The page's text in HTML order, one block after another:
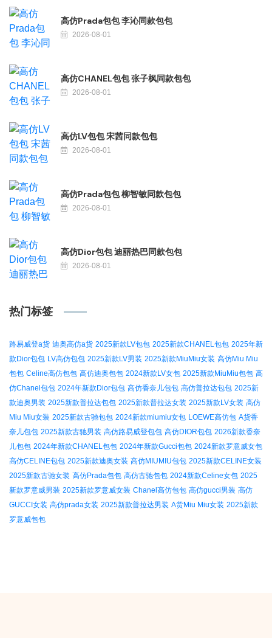
高仿Prada包包 李沁同款包包
2026-08-01
高仿CHANEL包包 张子枫同款包包
2026-08-01
高仿LV包包 宋茜同款包包
2026-08-01
高仿Prada包包 柳智敏同款包包
2026-08-01
高仿Dior包包 迪丽热巴同款包包
2026-08-01
热门标签
路易威登a货 迪奥高仿a货 2025新款LV包包 2025新款CHANEL包包 2025年新
款Dior包包 LV高仿包包 2025新款LV男装 2025新款MiuMiu女装 高仿Miu Miu
包包 Celine高仿包包 高仿迪奥包包 2024新款LV女包 2025新款MiuMiu包包 高
仿Chanel包包 2024年新款Dior包包 高仿香奈儿包包 高仿普拉达包包 2025新
款迪奥男装 2025新款普拉达包包 2025新款普拉达女装 2025新款LV女装 高仿
Miu Miu女装 2025新款古驰包包 2024新款miumiu女包 LOEWE高仿包 A货香
奈儿包包 2025新款古驰男装 高仿路易威登包包 高仿DIOR包包 2026新款香奈
儿包包 2024年新款CHANEL包包 2024年新款Gucci包包 2024新款罗意威女包
高仿CELINE包包 2025新款迪奥女装 高仿MIUMIU包包 2025新款CELINE女装
2025新款古驰女装 高仿Prada包包 高仿古驰包包 2024新款Celine女包 2025
新款罗意威男装 2025新款罗意威女装 Chanel高仿包包 高仿gucci男装 高仿
GUCCI女装 高仿prada女装 2025新款普拉达男装 A货Miu Miu女装 2025新款
罗意威包包